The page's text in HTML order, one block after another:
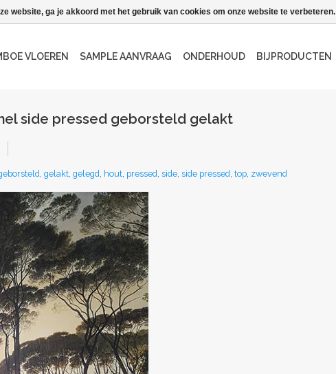
VLOEREN SAMPLE AANVRAAG ONDERHOUD BIJPRODUCTEN
side pressed geborsteld gelakt
gelakt gelegd hout pressed side side pressed top zwevend
website, ga je akkoord met het gebruik van cookies om onze website te verbeteren.